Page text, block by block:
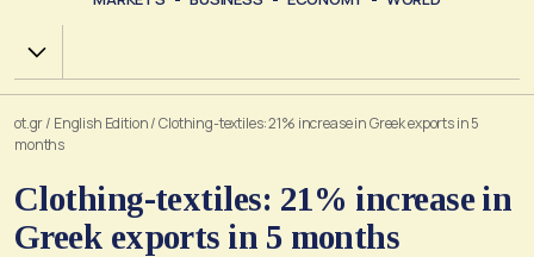
Χ.Α.
ot.gr/ English Edition/Clothing-textiles: 21% increase in Greek exports in 5
months
Clothing-textiles: 21% increase in
Greek exports in 5 months